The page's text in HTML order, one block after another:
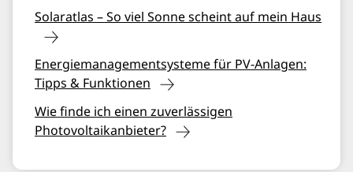
Solaratlas – So viel Sonne scheint auf mein Haus
Energiemanagementsysteme für PV-Anlagen:
Tipps & Funktionen
Wie finde ich einen zuverlässigen
Photovoltaikanbieter?